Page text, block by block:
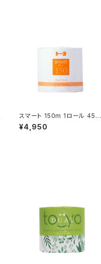
スマート 150m 1ロール 45入
(232190)
¥4,950